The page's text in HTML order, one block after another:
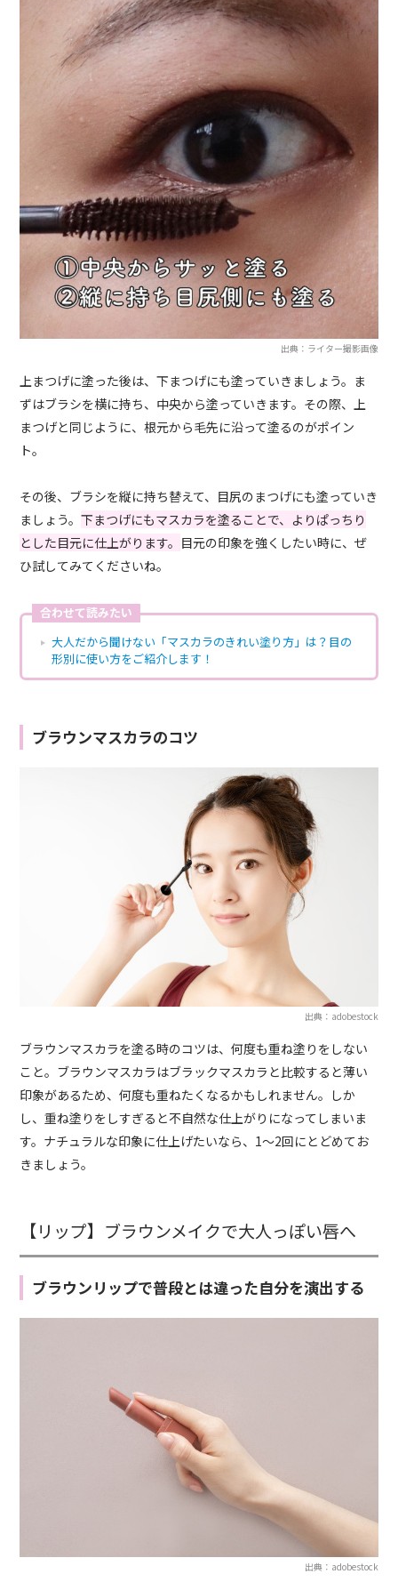
出典：ライター撮影画像
上まつげに塗った後は、下まつげにも塗っていきましょう。ま
ずはブラシを横に持ち、中央から塗っていきます。その際、上
まつげと同じように、根元から毛先に沿って塗るのがポイン
ト。
その後、ブラシを縦に持ち替えて、目尻のまつげにも塗っていき
ましょう。下まつげにもマスカラを塗ることで、よりぱっちり
とした目元に仕上がります。 目元の印象を強くしたい時に、ぜ
ひ試してみてくださいね。
合わせて読みたい
大人だから聞けない「マスカラのきれい塗り方」は？目の
形別に使い方をご紹介します！
ブラウンマスカラのコツ
出典：adobestock
ブラウンマスカラを塗る時のコツは、何度も重ね塗りをしない
こと。ブラウンマスカラはブラックマスカラと比較すると薄い
印象があるため、何度も重ねたくなるかもしれません。しか
し、重ね塗りをしすぎると不自然な仕上がりになってしまいま
す。ナチュラルな印象に仕上げたいなら、1～2回にとどめてお
きましょう。
【リップ】ブラウンメイクで大人っぽい唇へ
ブラウンリップで普段とは違った自分を演出する
出典：adobestock